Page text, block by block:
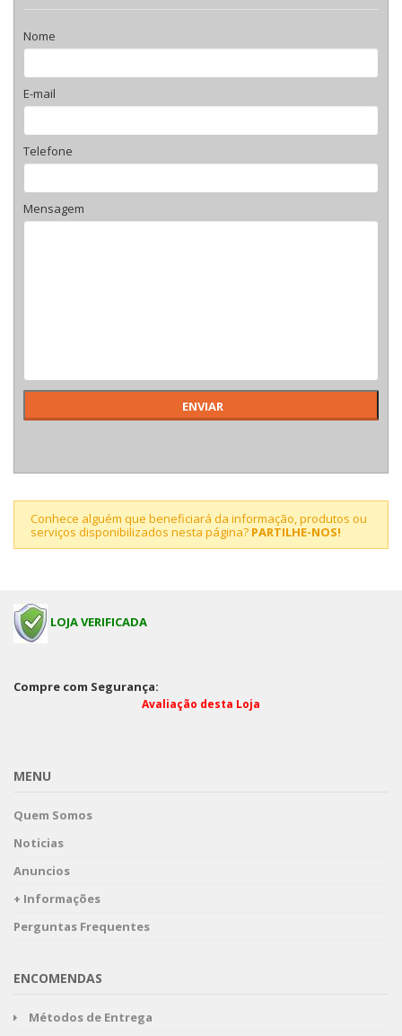
Nome
E-mail
Telefone
Mensagem
Conhece alguém que beneficiará da informação, produtos ou
serviços disponibilizados nesta página? PARTILHE-NOS!
LOJA VERIFICADA
Compre com Segurança:
Avaliação desta Loja
MENU
Quem Somos
Noticias
Anuncios
+ Informações
Perguntas Frequentes
ENCOMENDAS
Métodos de Entrega